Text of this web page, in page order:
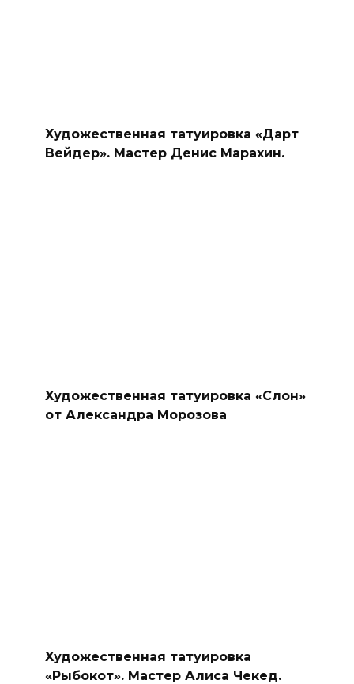
Художественная татуировка «Дарт
Вейдер». Мастер Денис Марахин.
Художественная татуировка «Слон»
от Александра Морозова
Художественная татуировка
«Рыбокот». Мастер Алиса Чекед.